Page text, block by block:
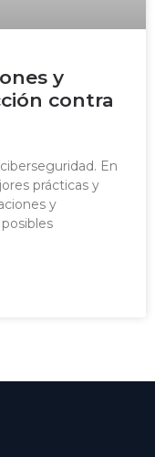
y
contra
En
prácticas y
y